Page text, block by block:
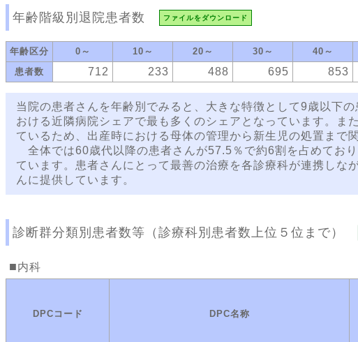
年齢階級別退院患者数 ファイルをダウンロード
年齢区分 0～ 10～ 20～ 30～ 40～
患者数
712 233 488 695 853
当院の患者さんを年齢別でみると、大きな特徴として9歳以下
おける近隣病院シェアで最も多くのシェアとなっています。ま
ているため、出産時における母体の管理から新生児の処置まで
全体では60歳代以降の患者さんが57.5％で約6割を占めてお
ています。患者さんにとって最善の治療を各診療科が連携しな
んに提供しています。
診断群分類別患者数等（診療科別患者数上位５位まで）
内科
DPCコード DPC名称